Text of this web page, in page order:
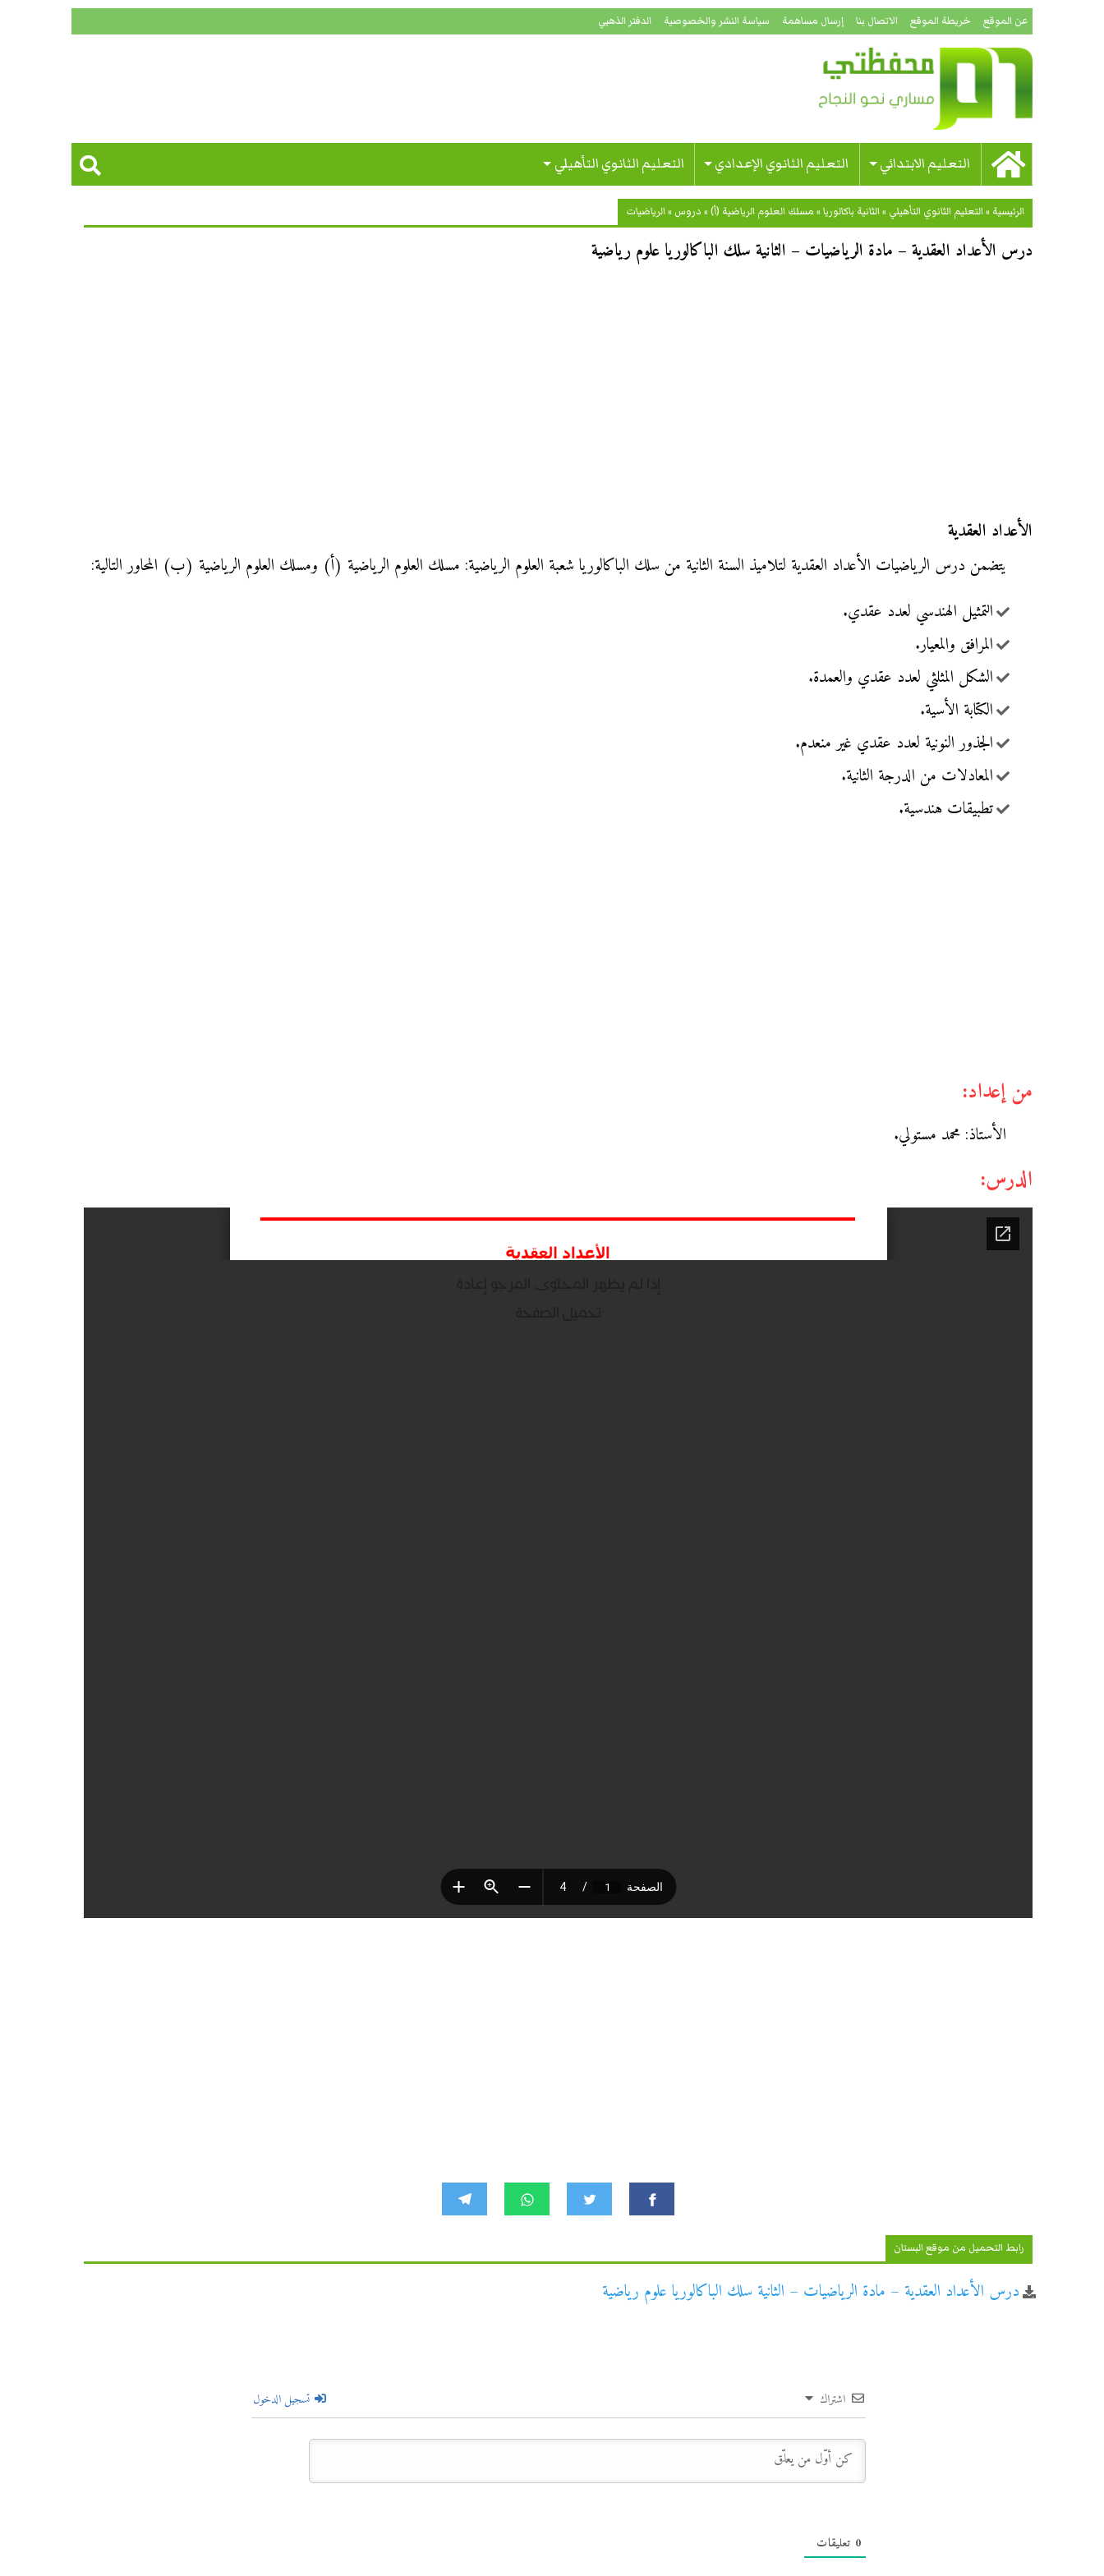
عن الموقع خريطة الموقع الاتصال بنا إرسال مساهمة سياسة النشر والخصوصية الدفتر الذهبي
التعليم الابتدائي التعليم الثانوي الإعدادي التعليم الثانوي التأهيلي
الرئيسية »التعليم الثانوي التأهيلي »الثانية باكالوريا» مسلك العلوم الرياضية (أ)» دروس »الرياضيات
درس الأعداد العقدية – مادة الرياضيات – الثانية سلك الباكالوريا علوم رياضية
الأعداد العقدية
يتضمن درس الرياضيات الأعداد العقدية لتلاميذ السنة الثانية من سلك الباكالوريا شعبة العلوم الرياضية: مسلك العلوم الرياضية (أ) ومسلك العلوم الرياضية (ب) المحاور التالية:
التمثيل الهندسي لعدد عقدي.
المرافق والمعيار.
الشكل المثلثي لعدد عقدي والعمدة.
الكتابة الأسية.
الجذور النونية لعدد عقدي غير منعدم.
المعادلات من الدرجة الثانية.
تطبيقات هندسية.
من إعداد:
الأستاذ: محمد مستولي.
الدرس:
رابط التحميل من موقع البستان
درس الأعداد العقدية – مادة الرياضيات – الثانية سلك الباكالوريا علوم رياضية
اشتراك تسجيل الدخول
0 تعليقات